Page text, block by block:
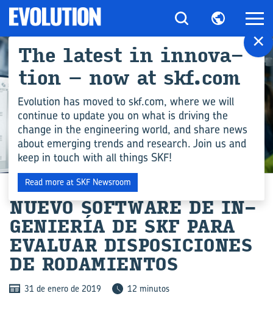
COMPETENCIA EN INGENIERÍA
NUEVO SOFT­WA­RE DE IN­
GE­NIE­RÍA DE SKF PARA
EVA­LUAR DIS­PO­SI­CIO­NES
DE RO­DA­MIEN­TOS
31 de enero de 2019 12 minutos
×
The la­test in in­no­va­
tion – now at skf.com
Evolution has moved to skf.com, where we will
continue to update you on what is driving the
change in the engineering world, and share news
about emerging trends and research. Join us and
keep in touch with all things SKF!
Read more at SKF Newsroom